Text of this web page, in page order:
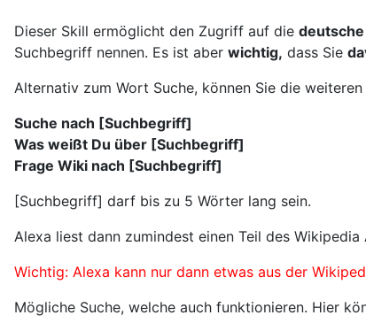
Dieser Skill ermöglicht den Zugriff auf die
Suchbegriff nennen. Es ist aber wichtig, dass Sie
Alternativ zum Wort Suche, können Sie die weiteren
Suche nach [Suchbegriff]
Was weißt Du über [Suchbegriff]
Frage Wiki nach [Suchbegriff]
[Suchbegriff] darf bis zu 5 Wörter lang sein.
Alexa liest dann zumindest einen Teil des
Wichtig: Alexa kann nur dann etwas aus der
Mögliche Suche, welche auch funktionieren. Hier